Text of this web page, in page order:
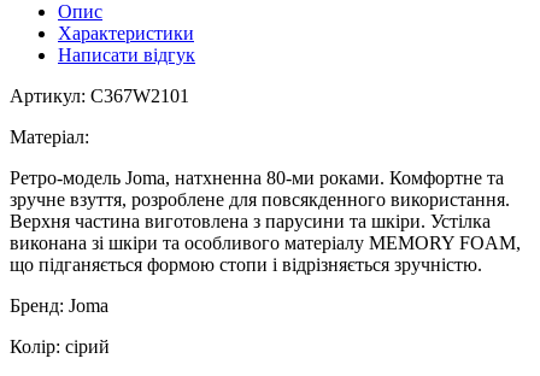
Опис
Характеристики
Написати відгук
Артикул: C367W2101
Матеріал:
Ретро-модель Joma, натхненна 80-ми роками. Комфортне та
зручне взуття, розроблене для повсякденного використання.
Верхня частина виготовлена з парусини та шкіри. Устілка
виконана зі шкіри та особливого матеріалу MEMORY FOAM,
що підганяється формою стопи і відрізняється зручністю.
Бренд: Joma
Колір: сірий